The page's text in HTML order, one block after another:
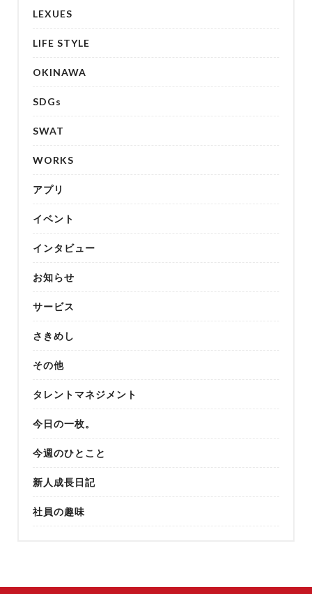
LEXUES
LIFE STYLE
OKINAWA
SDGs
SWAT
WORKS
アプリ
イベント
インタビュー
お知らせ
サービス
さきめし
その他
タレントマネジメント
今日の一枚。
今週のひとこと
新人成長日記
社員の趣味